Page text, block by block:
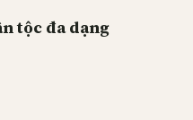
tộc đa dạng